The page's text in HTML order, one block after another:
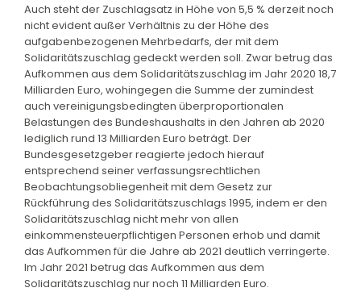
Auch steht der Zuschlagsatz in Höhe von 5,5 % derzeit noch
nicht evident außer Verhältnis zu der Höhe des
aufgabenbezogenen Mehrbedarfs, der mit dem
Solidaritätszuschlag gedeckt werden soll. Zwar betrug das
Aufkommen aus dem Solidaritätszuschlag im Jahr 2020 18,7
Milliarden Euro, wohingegen die Summe der zumindest
auch vereinigungsbedingten überproportionalen
Belastungen des Bundeshaushalts in den Jahren ab 2020
lediglich rund 13 Milliarden Euro beträgt. Der
Bundesgesetzgeber reagierte jedoch hierauf
entsprechend seiner verfassungsrechtlichen
Beobachtungsobliegenheit mit dem Gesetz zur
Rückführung des Solidaritätszuschlags 1995, indem er den
Solidaritätszuschlag nicht mehr von allen
einkommensteuerpflichtigen Personen erhob und damit
das Aufkommen für die Jahre ab 2021 deutlich verringerte.
Im Jahr 2021 betrug das Aufkommen aus dem
Solidaritätszuschlag nur noch 11 Milliarden Euro.